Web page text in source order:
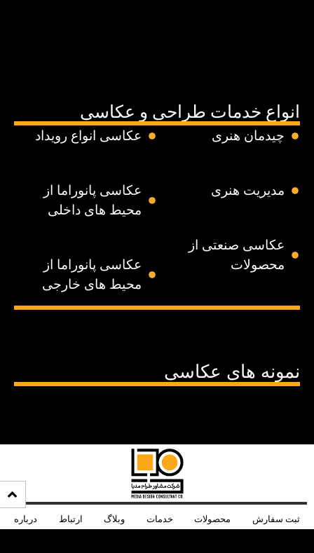
انواع خدمات طراحی و عکاسی
چیدمان هنری
مدیریت هنری
عکاسی صنعتی از
محصولات
عکاسی انواع رویداد
عکاسی پانوراما از
محیط های داخلی
عکاسی پانوراما از
محیط های خارجی
نمونه های عکاسی
ثبت سفارش محصولات خدمات وبلاگ ارتباط درباره